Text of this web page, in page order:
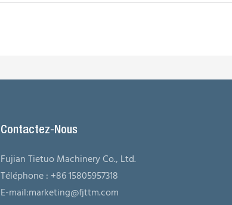
Contactez-Nous
Fujian Tietuo Machinery Co., Ltd.
Téléphone : +86 15805957318
E-mail:marketing@fjttm.com